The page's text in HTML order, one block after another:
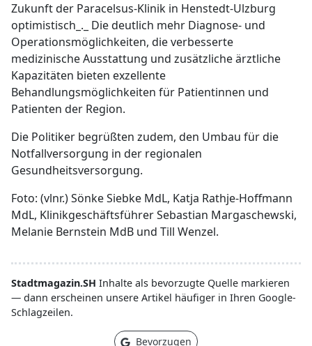
Zukunft der Paracelsus-Klinik in Henstedt-Ulzburg
optimistisch_._ Die deutlich mehr Diagnose- und
Operationsmöglichkeiten, die verbesserte
medizinische Ausstattung und zusätzliche ärztliche
Kapazitäten bieten exzellente
Behandlungsmöglichkeiten für Patientinnen und
Patienten der Region.
Die Politiker begrüßten zudem, den Umbau für die
Notfallversorgung in der regionalen
Gesundheitsversorgung.
Foto: (vlnr.) Sönke Siebke MdL, Katja Rathje-Hoffmann
MdL, Klinikgeschäftsführer Sebastian Margaschewski,
Melanie Bernstein MdB und Till Wenzel.
Stadtmagazin.SH Inhalte als bevorzugte Quelle markieren
— dann erscheinen unsere Artikel häufiger in Ihren Google-
Schlagzeilen.
Bevorzugen